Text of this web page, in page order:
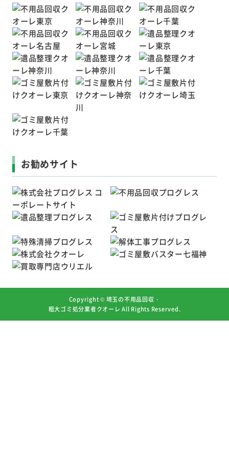
お勧めサイト
Copyright © 埼玉の不用品回収・
粗大ゴミ処分業者クオーレ All Rights Reserved.